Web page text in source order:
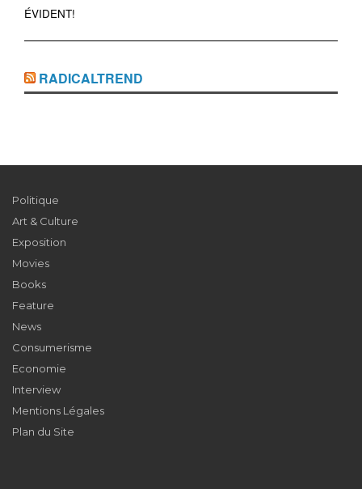
ÉVIDENT!
RADICALTREND
Politique
Art & Culture
Exposition
Movies
Books
Feature
News
Consumerisme
Economie
Interview
Mentions Légales
Plan du Site